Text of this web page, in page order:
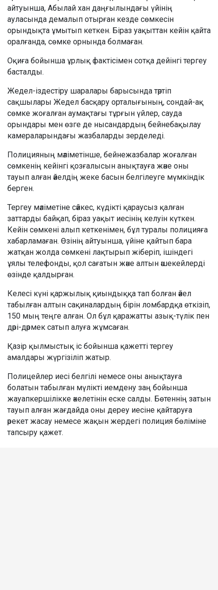
айтуынша, Абылай хан даңғылындағы үйінің
ауласында демалып отырған кезде сөмкесін
орындықта ұмытып кеткен. Біраз уақыттан кейін қайта
оралғанда, сөмке орнында болмаған.
Оқиға бойынша ұрлық фактісімен сотқа дейінгі тергеу
басталды.
Жедел-іздестіру шаралары барысында тәртіп
сақшылары Жедел басқару орталығының, сондай-ақ
сөмке жоғалған аумақтағы тұрғын үйлер, сауда
орындары мен өзге де нысандардың бейнебақылау
камераларындағы жазбаларды зерделеді.
Полицияның мәліметінше, бейнежазбалар жоғалған
сөмкенің кейінгі қозғалысын анықтауға және оны
тауып алған әйелдің жеке басын белгілеуге мүмкіндік
берген.
Тергеу мәліметіне сәйкес, күдікті қараусыз қалған
заттарды байқап, біраз уақыт иесінің келуін күткен.
Кейін сөмкені алып кеткенімен, бұл туралы полицияға
хабарламаған. Өзінің айтуынша, үйіне қайтып бара
жатқан жолда сөмкені лақтырып жіберіп, ішіндегі
ұялы телефонды, қол сағатын және алтын әшекейлерді
өзінде қалдырған.
Келесі күні қаржылық қиындыққа тап болған әйел
табылған алтын сақиналардың бірін ломбардқа өткізіп,
150 мың теңге алған. Ол бұл қаражатты азық-түлік пен
дәрі-дәрмек сатып алуға жұмсаған.
Қазір қылмыстық іс бойынша қажетті тергеу
амалдары жүргізіліп жатыр.
Полицейлер иесі белгілі немесе оны анықтауға
болатын табылған мүлікті иемдену заң бойынша
жауапкершілікке әкелетінін еске салды. Бөтеннің затын
тауып алған жағдайда оны дереу иесіне қайтаруға
әрекет жасау немесе жақын жердегі полиция бөліміне
тапсыру қажет.